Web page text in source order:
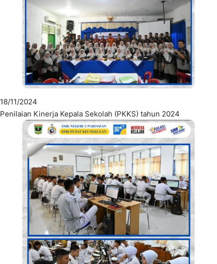
18/11/2024
Penilaian Kinerja Kepala Sekolah (PKKS) tahun 2024